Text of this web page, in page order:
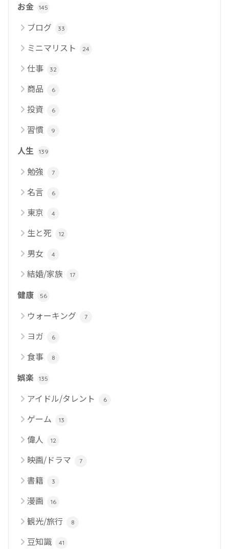
お金 145
ブログ 33
ミニマリスト 24
仕事 32
商品 6
投資 6
習慣 9
人生 139
勉強 7
名言 6
東京 4
生と死 12
男女 4
結婚/家族 17
健康 56
ウォーキング 7
ヨガ 6
食事 8
娯楽 135
アイドル/タレント 6
ゲーム 13
偉人 12
映画/ドラマ 7
書籍 3
漫画 16
観光/旅行 8
豆知識 41